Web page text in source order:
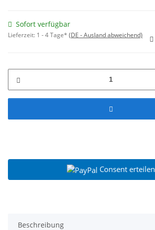
Sofort verfügbar
Lieferzeit: 1 - 4 Tage* (DE - Ausland abweichend)
Consent erteilen
Beschreibung